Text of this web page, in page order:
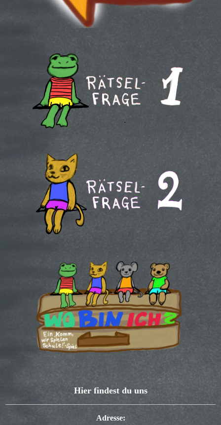
Hier findest du uns
Adresse: